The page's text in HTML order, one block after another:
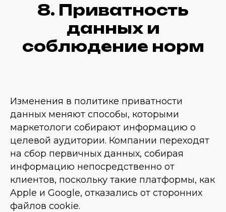
8. Приватность
данных и
соблюдение норм
Изменения в политике приватности
данных меняют способы, которыми
маркетологи собирают информацию о
целевой аудитории. Компании переходят
на сбор первичных данных, собирая
информацию непосредственно от
клиентов, поскольку такие платформы, как
Apple и Google, отказались от сторонних
файлов cookie.